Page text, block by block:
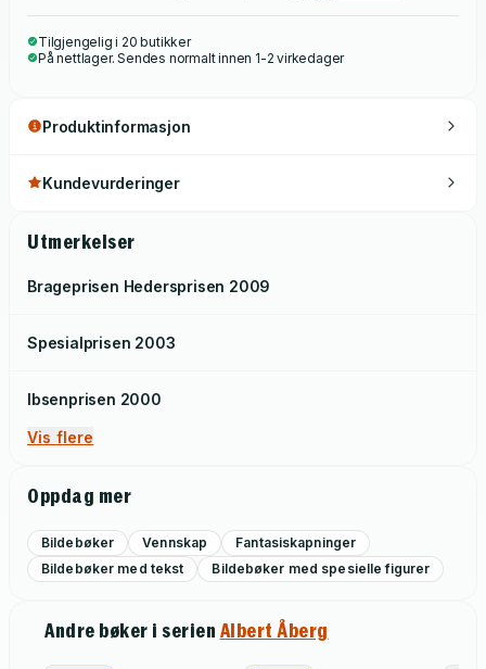
Tilgjengelig i 20 butikker
På nettlager. Sendes normalt innen 1-2 virkedager
Produktinformasjon
Kundevurderinger
Utmerkelser
Brageprisen Hedersprisen 2009
Spesialprisen 2003
Ibsenprisen 2000
Vis flere
Oppdag mer
Bildebøker Vennskap
Fantasiskapninger
Bildebøker med tekst
Bildebøker med spesielle figurer
Andre bøker i serien Albert Åberg